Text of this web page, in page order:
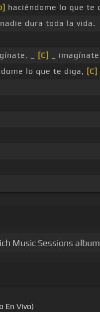
haciéndome lo que te
dura toda la vida.
_ [C]
_ imagínate
lo que te diga, [C]
Music Sessions
En Vivo)